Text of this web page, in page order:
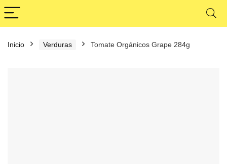
Inicio Verduras Tomate Orgánicos Grape 284g